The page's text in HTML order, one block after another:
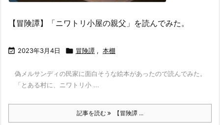
【冒険譚】「ニワトリ小屋の親父」を読んでみた。
 2023年3月4日  冒険譚 , 本棚
偽メルサンディの民家に面白そうな絵本があったので読んでみた。
「とある村に、ニワトリ小 ...
記事を読む 【冒険譚 ...